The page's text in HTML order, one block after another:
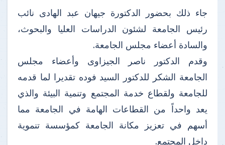
جاء ذلك بحضور الدكتورة جيهان عبد الهادى نائب
رئيس الجامعة لشئون الدراسات العليا والبحوث،
والسادة أعضاء مجلس الجامعة.
وقدم الدكتور ناصر الجيزاوى وأعضاء مجلس
الجامعة الشكر للدكتور السيد فوده تقديرا لما قدمه
للجامعة ولقطاع خدمة المجتمع وتنمية البيئة والذي
يعد واحداً من القطاعات الهامة في الجامعة مما
أسهم في تعزيز مكانة الجامعة كمؤسسة تنموية
داخل المجتمع.